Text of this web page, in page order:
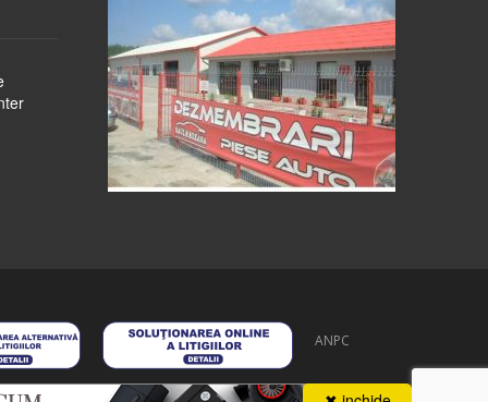
ANPC
despre noi formular cerere autentificare contact